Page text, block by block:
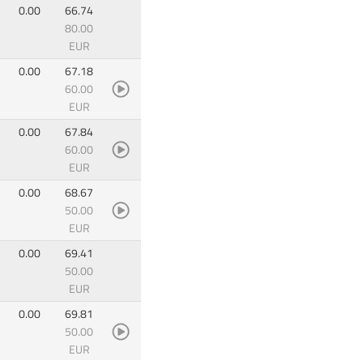
0.00
66.74
80.00
EUR
0.00
67.18
60.00
EUR
0.00
67.84
60.00
EUR
0.00
68.67
50.00
EUR
0.00
69.41
50.00
EUR
0.00
69.81
50.00
EUR